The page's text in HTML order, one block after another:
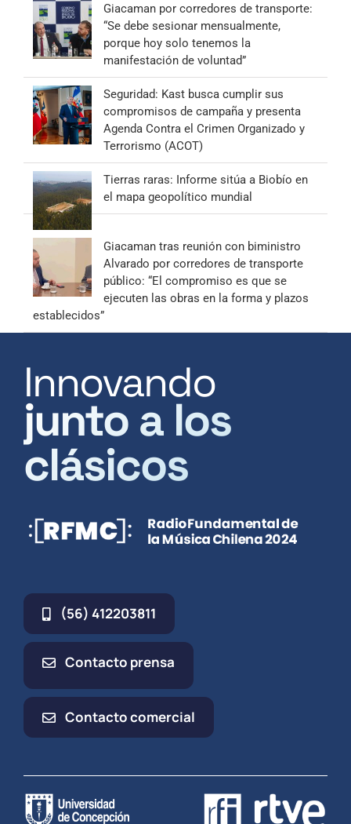
Giacaman por corredores de transporte:
“Se debe sesionar mensualmente,
porque hoy solo tenemos la
manifestación de voluntad”
Seguridad: Kast busca cumplir sus
compromisos de campaña y presenta
Agenda Contra el Crimen Organizado y
Terrorismo (ACOT)
Tierras raras: Informe sitúa a Biobío en
el mapa geopolítico mundial
Giacaman tras reunión con biministro
Alvarado por corredores de transporte
público: “El compromiso es que se
ejecuten las obras en la forma y plazos
establecidos”
Innovando
junto a los
clásicos
(56) 412203811
Contacto prensa
Contacto comercial